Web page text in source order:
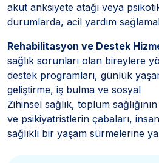
akut anksiyete atağı veya
durumlarda, acil yardım
Rehabilitasyon ve Destek
sağlık sorunları olan bireylere
destek programları, günlük
geliştirme, iş bulma ve sosyal
Zihinsel sağlık, toplum
ve psikiyatristlerin çabaları,
sağlıklı bir yaşam sürmelerine